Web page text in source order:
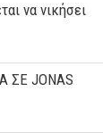
να νικήσει
ΣΕ JONAS